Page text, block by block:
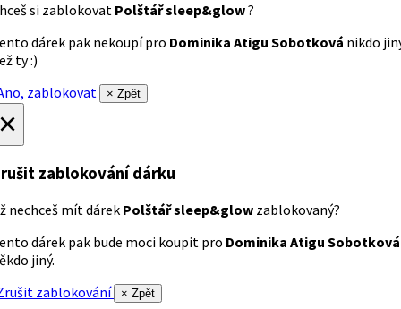
si zablokovat Polštář sleep&glow?
dárek pak nekoupí pro Dominika Atigu Sobotková nikdo
ty :)
zablokovat
× Zpět
zablokování dárku
nechceš mít dárek Polštář sleep&glow zablokovaný?
dárek pak bude moci koupit pro Dominika Atigu Sobotková
jiný.
zablokování
× Zpět